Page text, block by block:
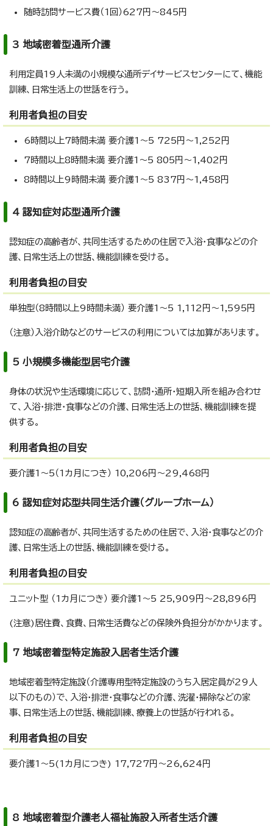
随時訪問サービス費（1回）627円～845円
3 地域密着型通所介護
利用定員19人未満の小規模な通所デイサービスセンターにて、機能
訓練、日常生活上の世話を行う。
利用者負担の目安
6時間以上7時間未満 要介護1～5 725円～1,252円
7時間以上8時間未満 要介護1～5 805円～1,402円
8時間以上9時間未満 要介護1～5 837円～1,458円
4 認知症対応型通所介護
認知症の高齢者が、共同生活するための住居で入浴・食事などの介
護、日常生活上の世話、機能訓練を受ける。
利用者負担の目安
単独型（8時間以上9時間未満） 要介護1～5 1,112円～1,595円
（注意）入浴介助などのサービスの利用については加算があります。
5 小規模多機能型居宅介護
身体の状況や生活環境に応じて、訪問・通所・短期入所を組み合わせ
て、入浴・排泄・食事などの介護、日常生活上の世話、機能訓練を提
供する。
利用者負担の目安
要介護1～5（1カ月につき） 10,206円～29,468円
6 認知症対応型共同生活介護（グループホーム）
認知症の高齢者が、共同生活するための住居で、入浴・食事などの介
護、日常生活上の世話、機能訓練を受ける。
利用者負担の目安
ユニット型 （1カ月につき） 要介護1～5 25,909円～28,896円
(注意)居住費、食費、日常生活費などの保険外負担分がかかります。
7 地域密着型特定施設入居者生活介護
地域密着型特定施設（介護専用型特定施設のうち入居定員が29人
以下のもの）で、入浴・排泄・食事などの介護、洗濯・掃除などの家
事、日常生活上の世話、機能訓練、療養上の世話が行われる。
利用者負担の目安
要介護1～5(1カ月につき) 17,727円～26,624円
8 地域密着型介護老人福祉施設入所者生活介護